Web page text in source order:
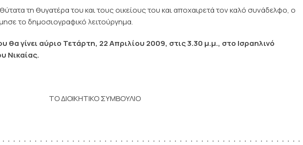
τη θυγατέρα του και τους οικείους του και αποχαιρετά τον καλό συνάδελφο, ο
το δημοσιογραφικό λειτούργημα.
θα γίνει αύριο Τετάρτη, 22 Απριλίου 2009, στις 3.30 μ.μ., στο Ισραηλινό
Νικαίας.
ΤΟ ΔΙΟΙΚΗΤΙΚΟ ΣΥΜΒΟΥΛΙΟ